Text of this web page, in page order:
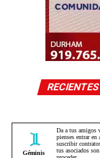
RECIENTES